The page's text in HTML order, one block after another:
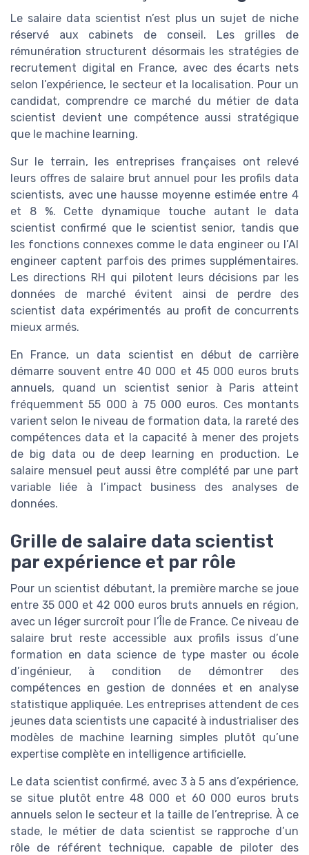
Le salaire data scientist n’est plus un sujet de niche
réservé aux cabinets de conseil. Les grilles de
rémunération structurent désormais les stratégies de
recrutement digital en France, avec des écarts nets
selon l’expérience, le secteur et la localisation. Pour un
candidat, comprendre ce marché du métier de data
scientist devient une compétence aussi stratégique
que le machine learning.
Sur le terrain, les entreprises françaises ont relevé
leurs offres de salaire brut annuel pour les profils data
scientists, avec une hausse moyenne estimée entre 4
et 8 %. Cette dynamique touche autant le data
scientist confirmé que le scientist senior, tandis que
les fonctions connexes comme le data engineer ou l’AI
engineer captent parfois des primes supplémentaires.
Les directions RH qui pilotent leurs décisions par les
données de marché évitent ainsi de perdre des
scientist data expérimentés au profit de concurrents
mieux armés.
En France, un data scientist en début de carrière
démarre souvent entre 40 000 et 45 000 euros bruts
annuels, quand un scientist senior à Paris atteint
fréquemment 55 000 à 75 000 euros. Ces montants
varient selon le niveau de formation data, la rareté des
compétences data et la capacité à mener des projets
de big data ou de deep learning en production. Le
salaire mensuel peut aussi être complété par une part
variable liée à l’impact business des analyses de
données.
Grille de salaire data scientist
par expérience et par rôle
Pour un scientist débutant, la première marche se joue
entre 35 000 et 42 000 euros bruts annuels en région,
avec un léger surcroît pour l’Île de France. Ce niveau de
salaire brut reste accessible aux profils issus d’une
formation en data science de type master ou école
d’ingénieur, à condition de démontrer des
compétences en gestion de données et en analyse
statistique appliquée. Les entreprises attendent de ces
jeunes data scientists une capacité à industrialiser des
modèles de machine learning simples plutôt qu’une
expertise complète en intelligence artificielle.
Le data scientist confirmé, avec 3 à 5 ans d’expérience,
se situe plutôt entre 48 000 et 60 000 euros bruts
annuels selon le secteur et la taille de l’entreprise. À ce
stade, le métier de data scientist se rapproche d’un
rôle de référent technique, capable de piloter des